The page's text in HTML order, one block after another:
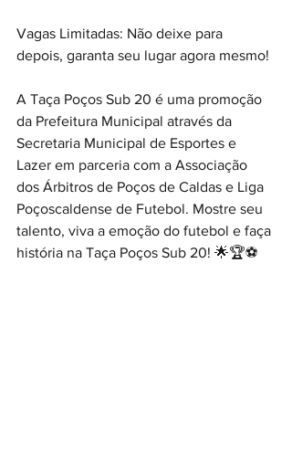
Vagas Limitadas: Não deixe para
depois, garanta seu lugar agora mesmo!
A Taça Poços Sub 20 é uma promoção
da Prefeitura Municipal através da
Secretaria Municipal de Esportes e
Lazer em parceria com a Associação
dos Árbitros de Poços de Caldas e Liga
Poçoscaldense de Futebol. Mostre seu
talento, viva a emoção do futebol e faça
história na Taça Poços Sub 20! 🌟🏆⚽